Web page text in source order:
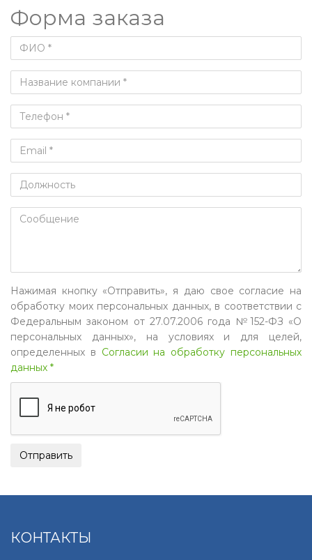
Форма заказа
Нажимая кнопку «Отправить», я даю свое согласие на
обработку моих персональных данных, в соответствии с
Федеральным законом от 27.07.2006 года №152-ФЗ «О
персональных данных», на условиях и для целей,
определенных в Согласии на обработку персональных
данных *
КОНТАКТЫ